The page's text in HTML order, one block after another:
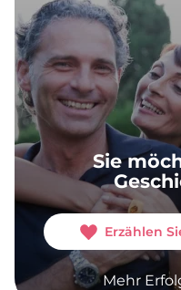
Sie
Erzählen
Mehr